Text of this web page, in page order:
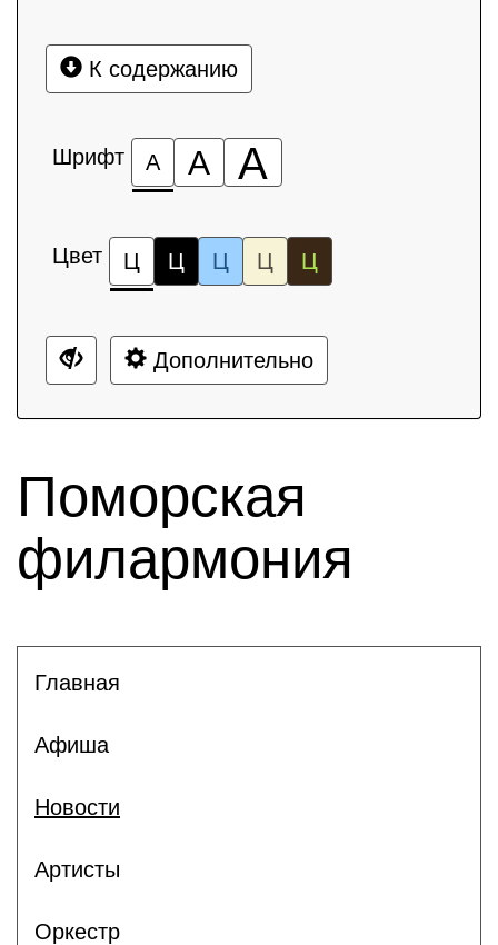
К содержанию
Шрифт А А А
Цвет Ц Ц Ц Ц Ц
Дополнительно
Поморская
филармония
Главная
Афиша
Новости
Артисты
Оркестр